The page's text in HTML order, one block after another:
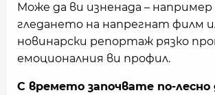
Може да ви изненада – например
гледането на напрегнат филм
новинарски репортаж рязко
емоционалния ви профил.
С времето започвате по-лесно